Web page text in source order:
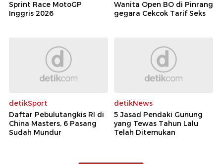
Sprint Race MotoGP
Inggris 2026
Wanita Open BO di Pinrang
gegara Cekcok Tarif Seks
detikSport
Daftar Pebulutangkis RI di
China Masters, 6 Pasang
Sudah Mundur
detikNews
5 Jasad Pendaki Gunung
yang Tewas Tahun Lalu
Telah Ditemukan